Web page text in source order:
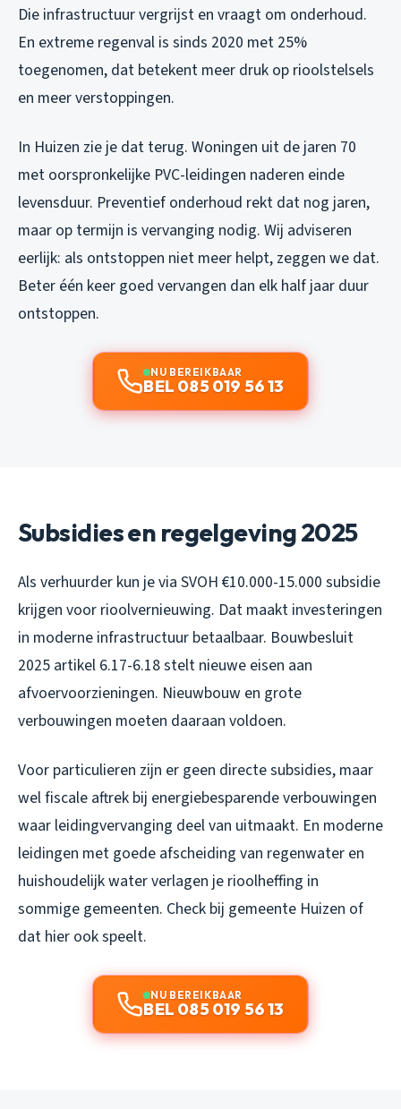
Die infrastructuur vergrijst en vraagt om onderhoud.
En extreme regenval is sinds 2020 met 25%
toegenomen, dat betekent meer druk op rioolstelsels
en meer verstoppingen.
In Huizen zie je dat terug. Woningen uit de jaren 70
met oorspronkelijke PVC-leidingen naderen einde
levensduur. Preventief onderhoud rekt dat nog jaren,
maar op termijn is vervanging nodig. Wij adviseren
eerlijk: als ontstoppen niet meer helpt, zeggen we dat.
Beter één keer goed vervangen dan elk half jaar duur
ontstoppen.
NU BEREIKBAAR
BEL 085 019 56 13
Subsidies en regelgeving 2025
Als verhuurder kun je via SVOH €10.000-15.000 subsidie
krijgen voor rioolvernieuwing. Dat maakt investeringen
in moderne infrastructuur betaalbaar. Bouwbesluit
2025 artikel 6.17-6.18 stelt nieuwe eisen aan
afvoervoorzieningen. Nieuwbouw en grote
verbouwingen moeten daaraan voldoen.
Voor particulieren zijn er geen directe subsidies, maar
wel fiscale aftrek bij energiebesparende verbouwingen
waar leidingvervanging deel van uitmaakt. En moderne
leidingen met goede afscheiding van regenwater en
huishoudelijk water verlagen je rioolheffing in
sommige gemeenten. Check bij gemeente Huizen of
dat hier ook speelt.
NU BEREIKBAAR
BEL 085 019 56 13